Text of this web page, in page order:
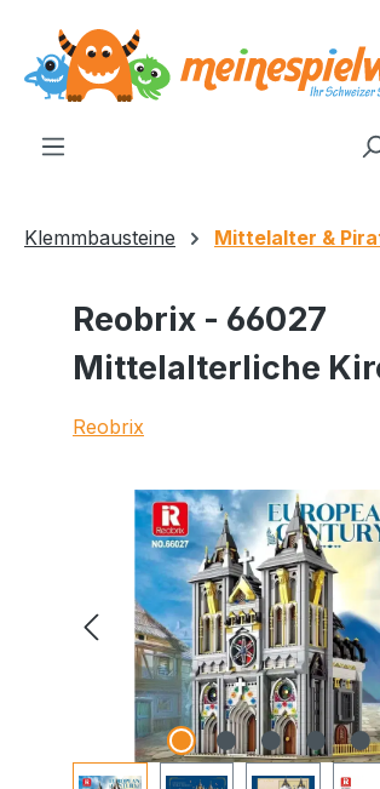
springen
Klemmbausteine Mittelalter &
Reobrix - 66027
Mittelalterliche
Reobrix
Bildergalerie überspringen